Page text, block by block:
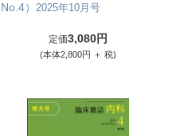
No.4） 2025年10月号
定価3,080円
(本体2,800円 ＋ 税)